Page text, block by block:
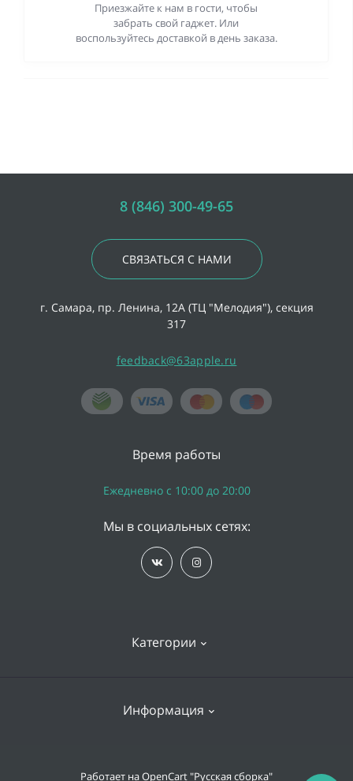
Приезжайте к нам в гости, чтобы
забрать свой гаджет. Или
воспользуйтесь доставкой в день заказа.
8 (846) 300-49-65
СВЯЗАТЬСЯ С НАМИ
г. Самара, пр. Ленина, 12А (ТЦ "Мелодия"), секция
317
feedback@63apple.ru
Категории
Информация
Доставка и оплата
Время работы
Ежедневно с 10:00 до 20:00
Мы в социальных сетях:
Работает наOpenCart "Русская сборка"